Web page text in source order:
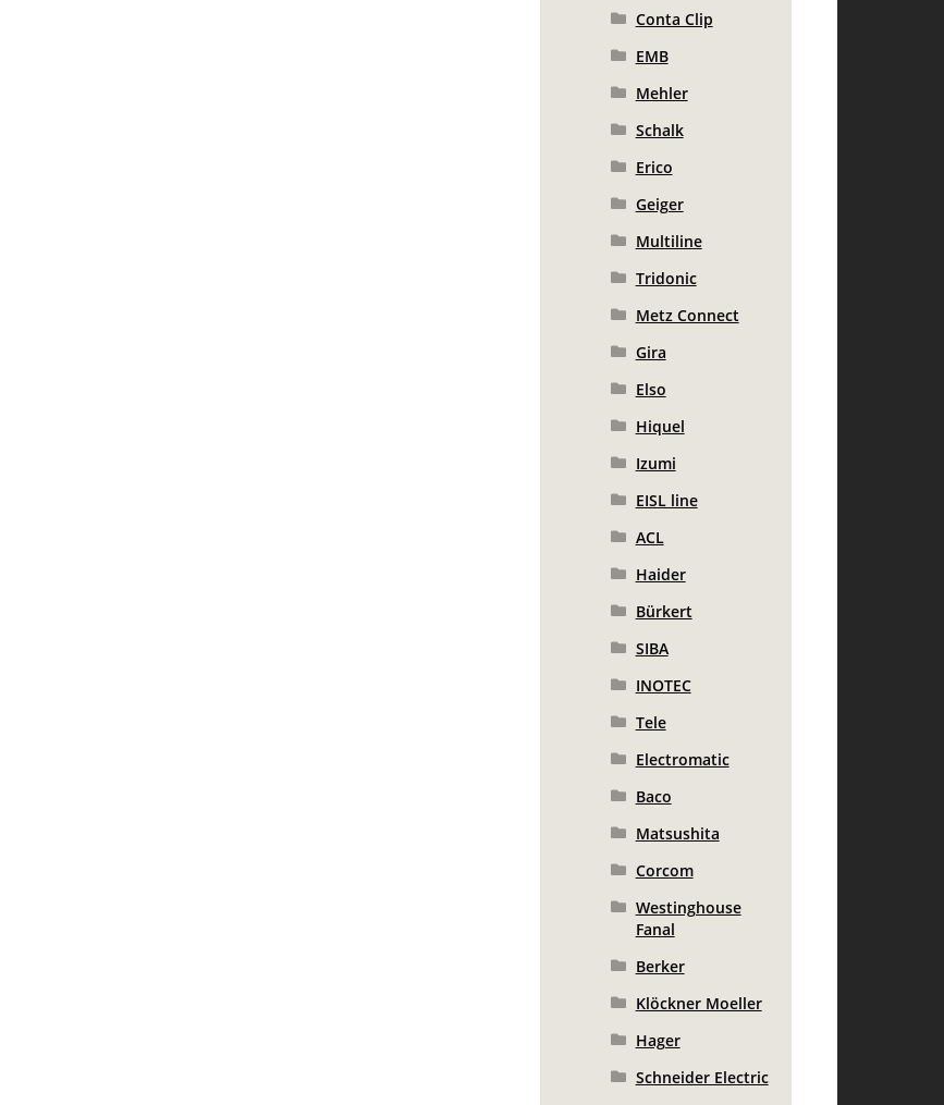
Conta Clip
EMB
Mehler
Schalk
Erico
Geiger
Multiline
Tridonic
Metz Connect
Gira
Elso
Hiquel
Izumi
EISL line
ACL
Haider
Bürkert
SIBA
INOTEC
Tele
Electromatic
Baco
Matsushita
Corcom
Westinghouse
Fanal
Berker
Klöckner Moeller
Hager
Schneider Electric